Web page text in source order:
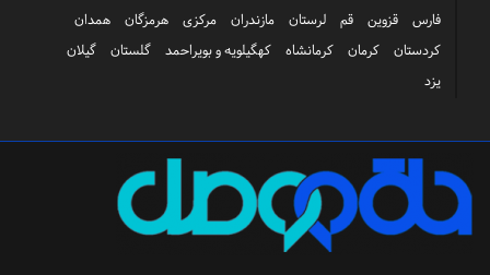
فارس
قزوین قم لرستان مازندران مرکزی هرمزگان
همدان
کردستان
کرمان کرمانشاه کهگیلویه و بویراحمد گلستان
گیلان
یزد